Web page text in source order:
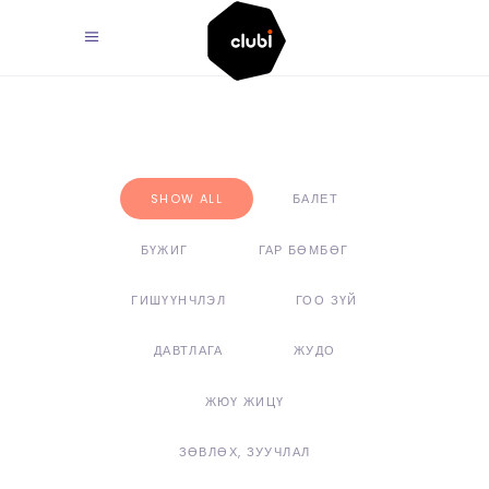
SHOW ALL БАЛЕТ
БҮЖИГ ГАР БӨМБӨГ
ГИШҮҮНЧЛЭЛ ГОО ЗҮЙ
ДАВТЛАГА ЖУДО
ЖЮҮ ЖИЦҮ
ЗӨВЛӨХ, ЗУУЧЛАЛ